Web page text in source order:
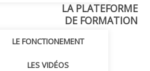
LA PLATEFORME
DE FORMATION
LE FONCTIONEMENT
LES VIDÉOS